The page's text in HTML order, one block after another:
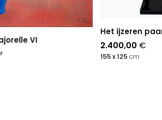
VI
Het ijzeren
2.400,00 €
155 x 125cm